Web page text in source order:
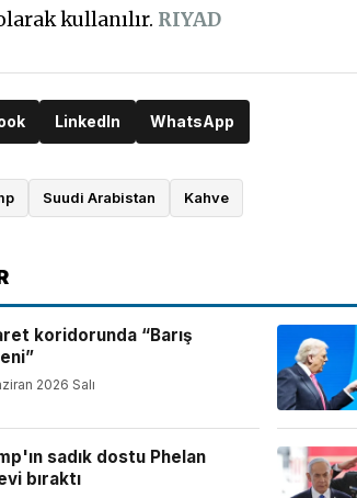
kullanılır. RIYAD
LinkedIn WhatsApp
Suudi Arabistan Kahve
koridorunda “Barış
2026 Salı
sadık dostu Phelan
bıraktı